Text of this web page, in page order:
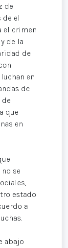
de
el
el crimen
de la
de
en
de
que
en
se
estado
a
abajo